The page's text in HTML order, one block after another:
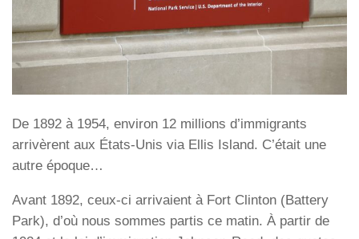
De 1892 à 1954, environ 12 millions d’immigrants
arrivèrent aux États-Unis via Ellis Island. C’était une
autre époque…
Avant 1892, ceux-ci arrivaient à Fort Clinton (Battery
Park), d’où nous sommes partis ce matin. À partir de